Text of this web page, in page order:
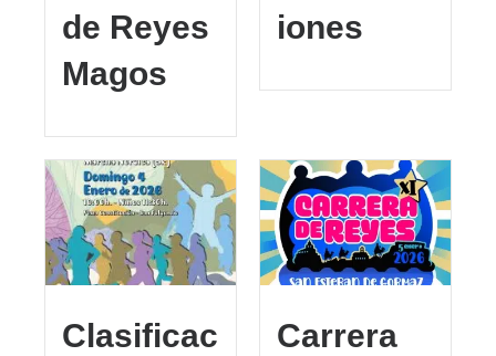
de Reyes
Magos
iones
Clasificac
Carrera